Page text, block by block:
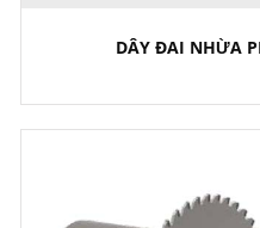
DÂY ĐAI NHỪA